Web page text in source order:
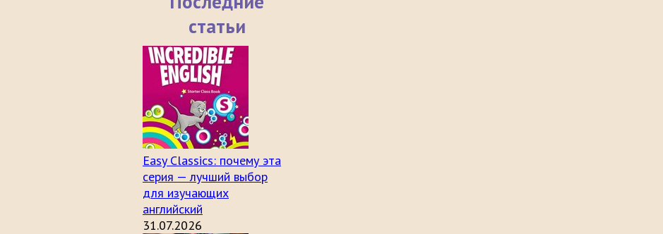
статьи
Easy Classics: почему эта
серия — лучший выбор
для изучающих
английский
31.07.2026